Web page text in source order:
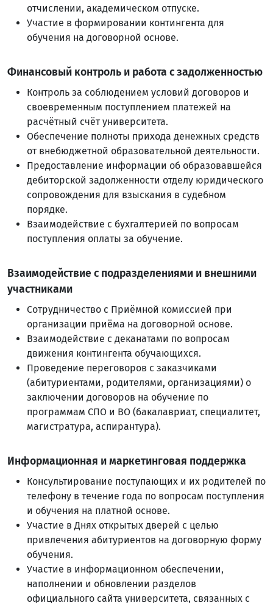
отчислении, академическом отпуске.
Участие в формировании контингента для
обучения на договорной основе.
Финансовый контроль и работа с задолженностью
Контроль за соблюдением условий договоров и
своевременным поступлением платежей на
расчётный счёт университета.
Обеспечение полноты прихода денежных средств
от внебюджетной образовательной деятельности.
Предоставление информации об образовавшейся
дебиторской задолженности отделу юридического
сопровождения для взыскания в судебном
порядке.
Взаимодействие с бухгалтерией по вопросам
поступления оплаты за обучение.
Взаимодействие с подразделениями и внешними
участниками
Сотрудничество с Приёмной комиссией при
организации приёма на договорной основе.
Взаимодействие с деканатами по вопросам
движения контингента обучающихся.
Проведение переговоров с заказчиками
(абитуриентами, родителями, организациями) о
заключении договоров на обучение по
программам СПО и ВО (бакалавриат, специалитет,
магистратура, аспирантура).
Информационная и маркетинговая поддержка
Консультирование поступающих и их родителей по
телефону в течение года по вопросам поступления
и обучения на платной основе.
Участие в Днях открытых дверей с целью
привлечения абитуриентов на договорную форму
обучения.
Участие в информационном обеспечении,
наполнении и обновлении разделов
официального сайта университета, связанных с